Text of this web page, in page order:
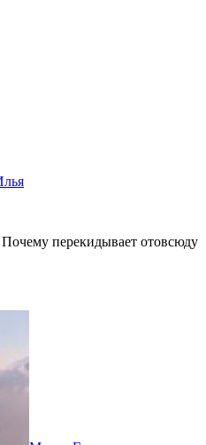
перекидывает отовсюду